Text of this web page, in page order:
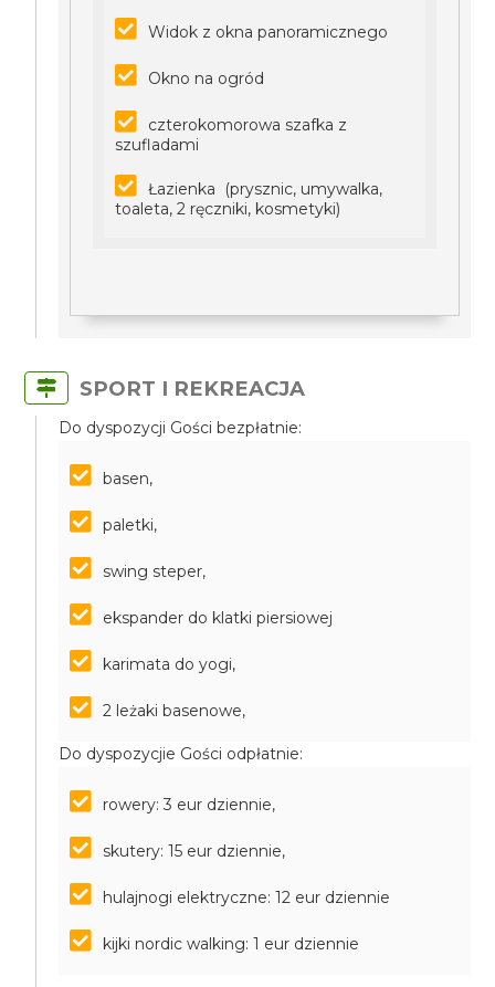
Widok z okna panoramicznego
Okno na ogród
czterokomorowa szafka z
szufladami
Łazienka (prysznic, umywalka,
toaleta, 2 ręczniki, kosmetyki)
SPORT I REKREACJA
Do dyspozycji Gości bezpłatnie:
basen,
paletki,
swing steper,
ekspander do klatki piersiowej
karimata do yogi,
2 leżaki basenowe,
Do dyspozycjie Gości odpłatnie:
rowery: 3 eur dziennie,
skutery: 15 eur dziennie,
hulajnogi elektryczne: 12 eur dziennie
kijki nordic walking: 1 eur dziennie